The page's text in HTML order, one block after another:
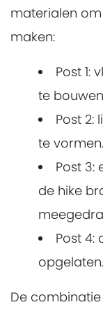
materialen
maken:
Post 1:
te
Post 2:
te vormen.
Post 3:
de hike
Post
opgelaten.
De